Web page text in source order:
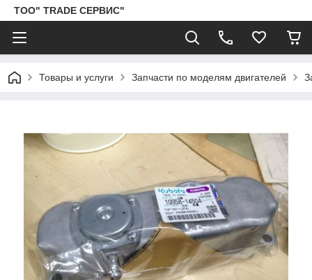
ТОО" TRADE СЕРВИС"
Товары и услуги Запчасти по моделям двигателей